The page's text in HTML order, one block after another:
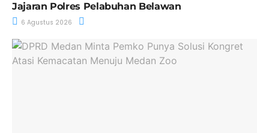
Jajaran Polres Pelabuhan Belawan
6 Agustus 2026